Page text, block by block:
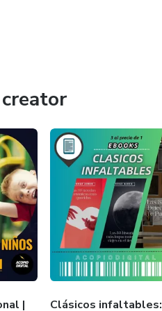
colección de más de 1500
|
Clásicos infaltables: